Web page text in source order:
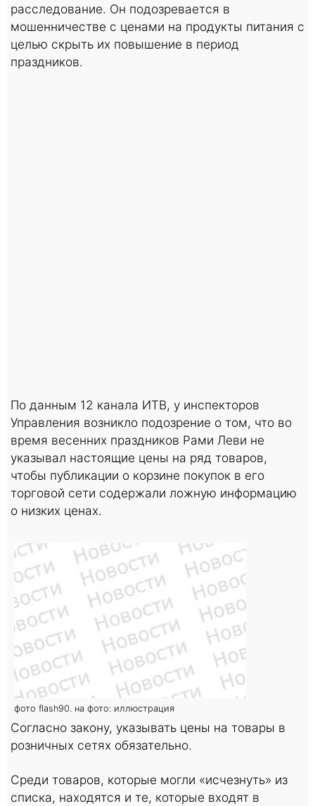
расследование. Он подозревается в
мошенничестве с ценами на продукты питания с
целью скрыть их повышение в период
праздников.
По данным 12 канала ИТВ, у инспекторов
Управления возникло подозрение о том, что во
время весенних праздников Рами Леви не
указывал настоящие цены на ряд товаров,
чтобы публикации о корзине покупок в его
торговой сети содержали ложную информацию
о низких ценах.
фото flash90. на фото: иллюстрация
Согласно закону, указывать цены на товары в
розничных сетях обязательно.
Среди товаров, которые могли «исчезнуть» из
списка, находятся и те, которые входят в